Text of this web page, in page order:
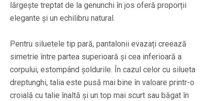
lărgește treptat de la genunchi în jos oferă proporții
elegante și un echilibru natural.
Pentru siluetele tip pară, pantalonii evazați creează
simetrie între partea superioară și cea inferioară a
corpului, estompând șoldurile. În cazul celor cu silueta
dreptunghi, talia este pusă mai bine în valoare printr-o
croială cu talie înaltă și un top mai scurt sau băgat în